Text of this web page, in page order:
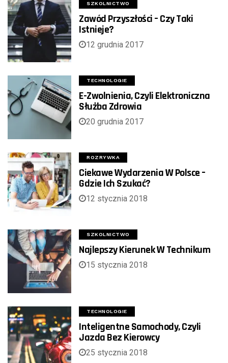
SZKOLNICTWO
Zawód Przyszłości – Czy Taki
Istnieje?
12 grudnia 2017
TECHNOLOGIE
E-Zwolnienia, Czyli Elektroniczna
Służba Zdrowia
20 grudnia 2017
ROZRYWKA
Ciekawe Wydarzenia W Polsce –
Gdzie Ich Szukać?
12 stycznia 2018
SZKOLNICTWO
Najlepszy Kierunek W Technikum
15 stycznia 2018
TECHNOLOGIE
Inteligentne Samochody, Czyli
Jazda Bez Kierowcy
25 stycznia 2018